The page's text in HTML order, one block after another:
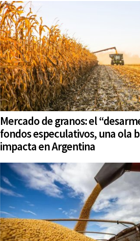
Mercado de granos: el
fondos especulativos, una ola
impacta en Argentina